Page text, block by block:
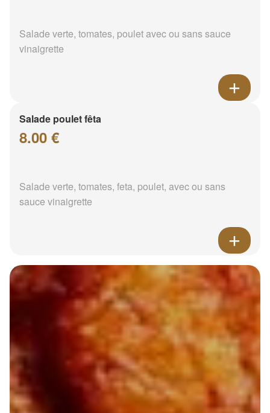
Salade verte, tomates, poulet avec ou sans sauce
vinaigrette
Salade poulet fêta
8.00 €
Salade verte, tomates, feta, poulet, avec ou sans
sauce vinaigrette